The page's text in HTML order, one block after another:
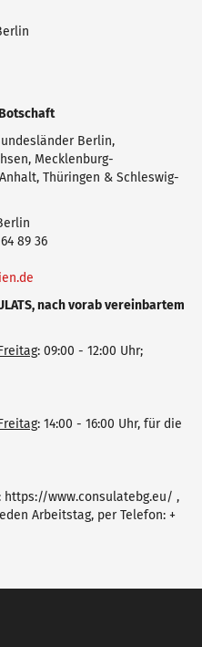
Berlin,
Mecklenburg-
Thüringen & Schleswig-
89 36
nach vorab vereinbartem
: 09:00 - 12:00 Uhr;
: 14:00 - 16:00 Uhr, für die
www.consulatebg.eu/ ,
Arbeitstag, per Telefon: +